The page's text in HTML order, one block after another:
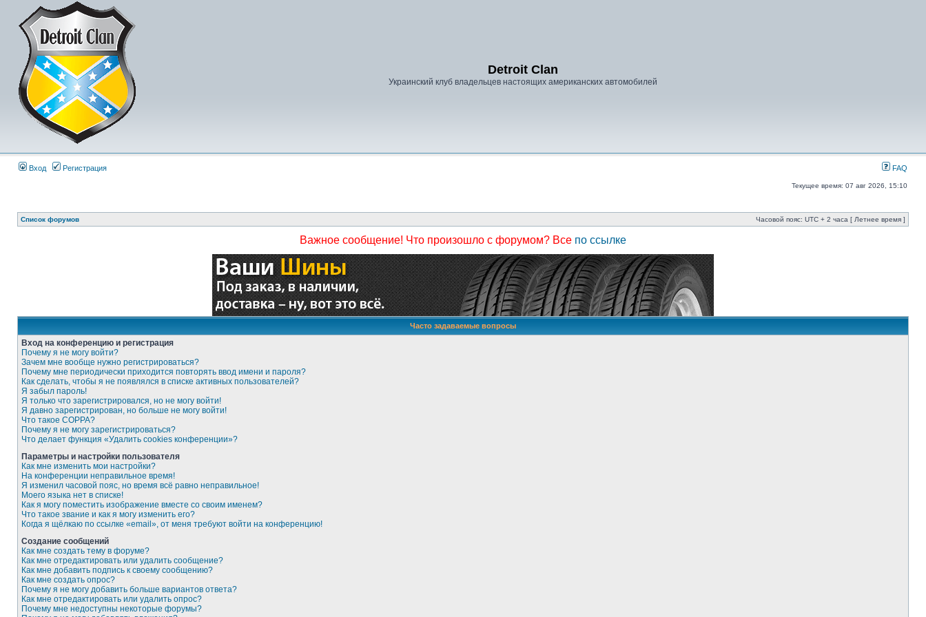
Detroit Clan
Украинский клуб владельцев настоящих американских автомобилей
Вход Регистрация FAQ
Текущее время: 07 авг 2026, 15:10
Список форумов Часовой пояс: UTC + 2 часа [ Летнее время ]
Важное сообщение! Что произошло с форумом? Все по ссылке
Часто задаваемые вопросы
Вход на конференцию и регистрация
Почему я не могу войти?
Зачем мне вообще нужно регистрироваться?
Почему мне периодически приходится повторять ввод имени и пароля?
Как сделать, чтобы я не появлялся в списке активных пользователей?
Я забыл пароль!
Я только что зарегистрировался, но не могу войти!
Я давно зарегистрирован, но больше не могу войти!
Что такое COPPA?
Почему я не могу зарегистрироваться?
Что делает функция «Удалить cookies конференции»?
Параметры и настройки пользователя
Как мне изменить мои настройки?
На конференции неправильное время!
Я изменил часовой пояс, но время всё равно неправильное!
Моего языка нет в списке!
Как я могу поместить изображение вместе со своим именем?
Что такое звание и как я могу изменить его?
Когда я щёлкаю по ссылке «email», от меня требуют войти на конференцию!
Создание сообщений
Как мне создать тему в форуме?
Как мне отредактировать или удалить сообщение?
Как мне добавить подпись к своему сообщению?
Как мне создать опрос?
Почему я не могу добавить больше вариантов ответа?
Как мне отредактировать или удалить опрос?
Почему мне недоступны некоторые форумы?